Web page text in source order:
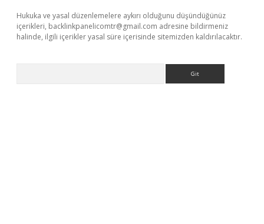
Hukuka ve yasal düzenlemelere aykırı olduğunu düşündüğünüz
içerikleri, backlinkpanelicomtr@gmail.com adresine bildirmeniz
halinde, ilgili içerikler yasal süre içerisinde sitemizden kaldırılacaktır.